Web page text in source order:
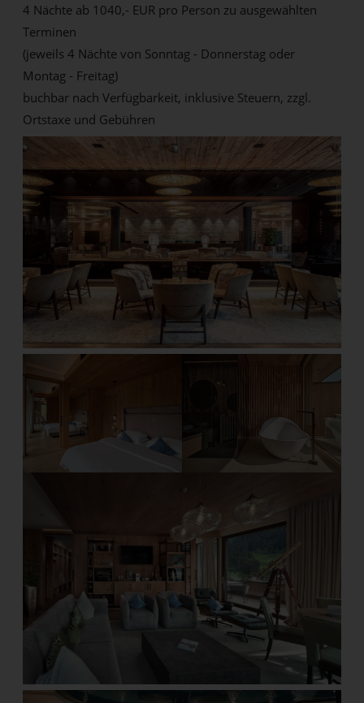
4 Nächte ab 1040,- EUR pro Person zu ausgewählten
Terminen
(jeweils 4 Nächte von Sonntag - Donnerstag oder
Montag - Freitag)
buchbar nach Verfügbarkeit, inklusive Steuern, zzgl.
Ortstaxe und Gebühren